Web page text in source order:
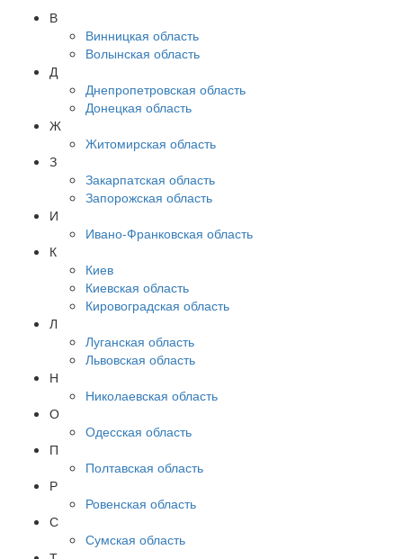
В
Винницкая область
Волынская область
Д
Днепропетровская область
Донецкая область
Ж
Житомирская область
З
Закарпатская область
Запорожская область
И
Ивано-Франковская область
К
Киев
Киевская область
Кировоградская область
Л
Луганская область
Львовская область
Н
Николаевская область
О
Одесская область
П
Полтавская область
Р
Ровенская область
С
Сумская область